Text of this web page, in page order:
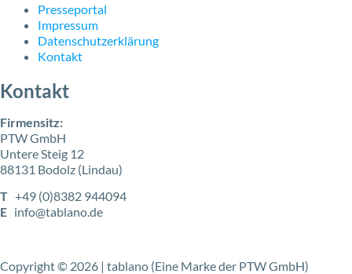
Presseportal
Impressum
Datenschutzerklärung
Kontakt
Kontakt
Firmensitz:
PTW GmbH
Untere Steig 12
88131 Bodolz (Lindau)
T +49 (0)8382 944094
E info@tablano.de
Copyright © 2026 | tablano (Eine Marke der PTW GmbH)